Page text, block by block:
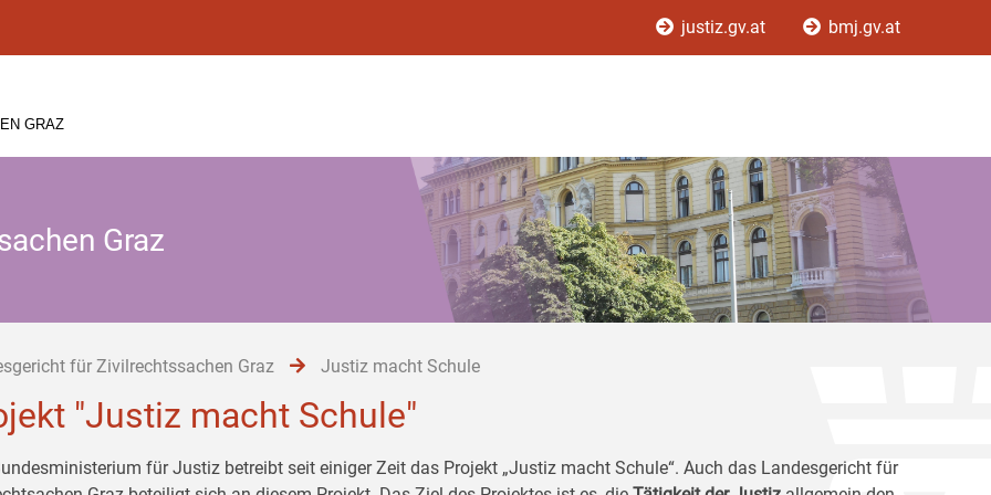
justiz.gv.at bmj.gv.at
GRAZ
Graz
für Zivilrechtssachen Graz Justiz macht Schule
"Justiz macht Schule"
für Justiz betreibt seit einiger Zeit das Projekt „Justiz macht Schule“. Auch das Landesgericht für